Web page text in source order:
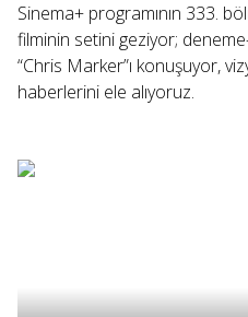
Sinema+ programının 333.
filminin setini geziyor;
“Chris Marker”ı konuşuyor,
haberlerini ele alıyoruz.